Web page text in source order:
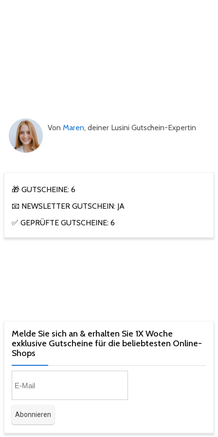
Von Maren, deiner Lusini Gutschein-Expertin
🎁 GUTSCHEINE: 6
📧 NEWSLETTER GUTSCHEIN: JA
✅ GEPRÜFTE GUTSCHEINE: 6
Melde Sie sich an & erhalten Sie 1X Woche
exklusive Gutscheine für die beliebtesten Online-
Shops​